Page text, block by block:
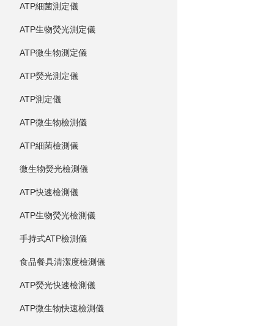
ATP細菌測定儀
ATP生物熒光測定儀
ATP微生物測定儀
ATP熒光測定儀
ATP測定儀
ATP微生物檢測儀
ATP細菌檢測儀
微生物熒光檢測儀
ATP快速檢測儀
ATP生物熒光檢測儀
手持式ATP檢測儀
食品餐具清潔度檢測儀
ATP熒光快速檢測儀
ATP微生物快速檢測儀